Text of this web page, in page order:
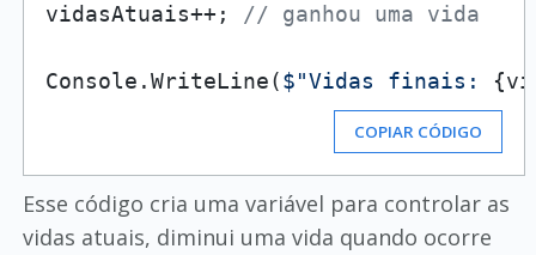
vidasAtuais++; // ganhou uma vida
Console.WriteLine($"Vidas finais:
COPIAR CÓDIGO
Esse código cria uma variável para controlar as
vidas atuais, diminui uma vida quando ocorre